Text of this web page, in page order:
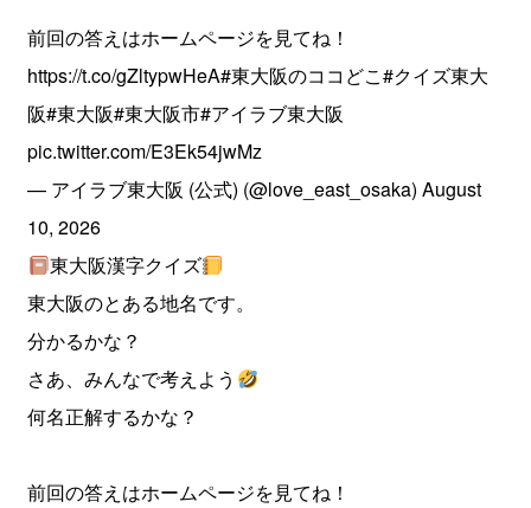
前回の答えはホームページを見てね！
https://t.co/gZltypwHeA#東大阪のココどこ#クイズ東大
阪#東大阪#東大阪市#アイラブ東大阪
pic.twitter.com/E3Ek54jwMz
— アイラブ東大阪 (公式) (@love_east_osaka)August
10, 2026
東大阪漢字クイズ
東大阪のとある地名です。
分かるかな？
さあ、みんなで考えよう
何名正解するかな？
前回の答えはホームページを見てね！